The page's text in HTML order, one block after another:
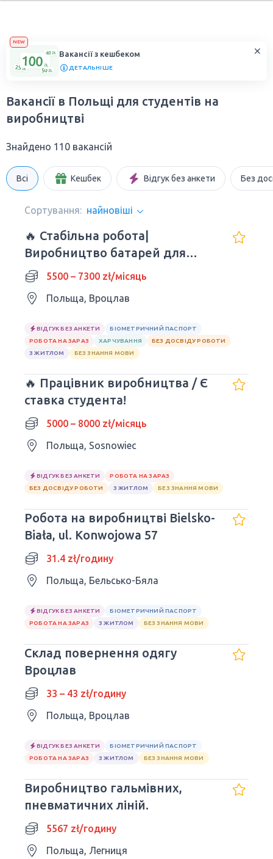
NEW
Вакансії з кешбеком
ДЕТАЛЬНІШЕ
Вакансії в Польщі для студентів на
виробництві
Знайдено 110 вакансій
Всі Кешбек Відгук без анкети Без
Сортування: найновіші
🔥 Стабільна робота|
Bиробництвo батарей для
авто| Wrocław
5500 – 7300 zł/місяць
Польща, Вроцлав
ВІДГУК БЕЗ АНКЕТИ
БІОМЕТРИЧНИЙ ПАСПОРТ
РОБОТА НА ЗАРАЗ
ХАРЧУВАННЯ
БЕЗ ДОСВІДУ РОБОТИ
З ЖИТЛОМ
БЕЗ ЗНАННЯ МОВИ
🔥 Працівник виробництва / Є
ставка студента!
5000 – 8000 zł/місяць
Польща, Sosnowiec
ВІДГУК БЕЗ АНКЕТИ
РОБОТА НА ЗАРАЗ
БЕЗ ДОСВІДУ РОБОТИ
З ЖИТЛОМ БЕЗ ЗНАННЯ МОВИ
Робота на виробництві Bielsko-
Biała, ul. Konwojowa 57
31.4 zł/годину
Польща, Бельсько-Бяла
ВІДГУК БЕЗ АНКЕТИ
БІОМЕТРИЧНИЙ ПАСПОРТ
РОБОТА НА ЗАРАЗ
З ЖИТЛОМ БЕЗ ЗНАННЯ МОВИ
Склад повернення одягу
Вроцлав
33 – 43 zł/годину
Польща, Вроцлав
ВІДГУК БЕЗ АНКЕТИ
БІОМЕТРИЧНИЙ ПАСПОРТ
РОБОТА НА ЗАРАЗ
З ЖИТЛОМ БЕЗ ЗНАННЯ МОВИ
Виробництво гальмівних,
пневматичних ліній.
5567 zł/годину
Польща, Легниця